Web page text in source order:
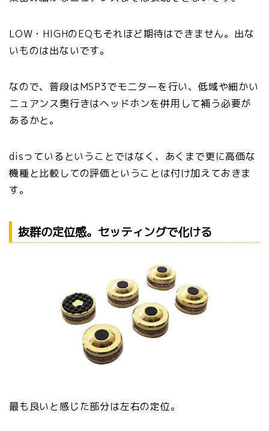
LOW・HIGHのEQもそれほど期待はできません。出な
いものは出ないです。
なので、普段はMSP3でモニターを行い、低域や細かい
ニュアンス奥行きはヘッドホンを併用して補う必要が
あるかと。
disっているということではなく、あくまで更に高価な
機種と比較しての評価ということは付け加えておきま
す。
抜群の定位感。セッティングで化ける
最も良いと感じた部分は左右の定位。